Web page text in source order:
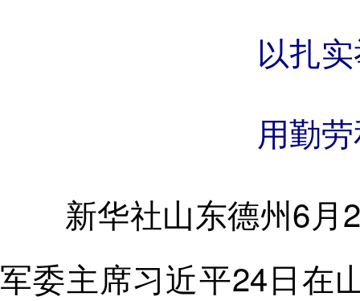
以扎
用勤
新华社山东德州6月
军委主席习近平24日在